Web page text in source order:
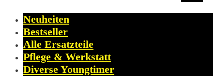
Neuheiten
Bestseller
Alle Ersatzteile
Pflege & Werkstatt
Diverse Youngtimer